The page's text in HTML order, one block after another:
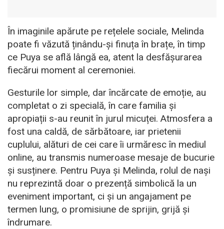
În imaginile apărute pe rețelele sociale, Melinda
poate fi văzută ținându-și finuța în brațe, în timp
ce Puya se află lângă ea, atent la desfășurarea
fiecărui moment al ceremoniei.
Gesturile lor simple, dar încărcate de emoție, au
completat o zi specială, în care familia și
apropiații s-au reunit în jurul micuței. Atmosfera a
fost una caldă, de sărbătoare, iar prietenii
cuplului, alături de cei care îi urmăresc în mediul
online, au transmis numeroase mesaje de bucurie
și susținere. Pentru Puya și Melinda, rolul de nași
nu reprezintă doar o prezență simbolică la un
eveniment important, ci și un angajament pe
termen lung, o promisiune de sprijin, grijă și
îndrumare.